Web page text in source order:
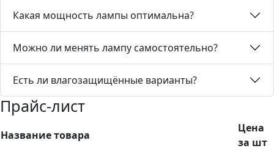
Какая мощность лампы оптимальна?
Можно ли менять лампу самостоятельно?
Есть ли влагозащищённые варианты?
Прайс-лист
Название товара
Цена
за шт